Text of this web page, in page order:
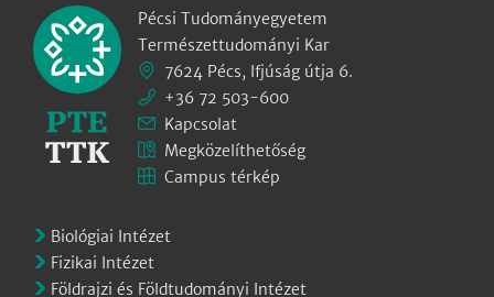
Pécsi Tudományegyetem
Természettudományi Kar
7624 Pécs, Ifjúság útja 6.
+36 72 503-600
Kapcsolat
Megközelíthetőség
Campus térkép
Biológiai Intézet
Fizikai Intézet
Földrajzi és Földtudományi Intézet